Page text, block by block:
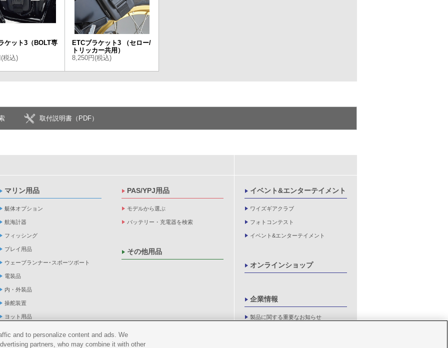
ケット3（BOLT専
税込)
ETCブラケット3 （セロー/
トリッカー共用）
8,250円(税込)
取付説明書（PDF）
マリン用品
艇体オプション
航海計器
フィッシング
プレイ用品
ウェーブランナー･スポーツボート
電装品
内・外装品
操舵装置
ヨット用品
救命品・検査品
PAS/YPJ用品
モデルから選ぶ
バッテリー・充電器を検索
その他用品
イベント&エンターテイメント
ワイズギアクラブ
フォトコンテスト
イベント&エンターテイメント
オンラインショップ
企業情報
製品に関する重要なお知らせ
and to personalize content and ads. We
partners, who may combine it with other